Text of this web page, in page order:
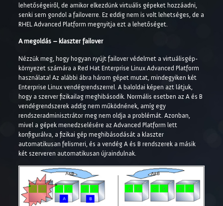
lehetőségeiről, de amikor elkezdünk virtuális gépeket hozzáadni,
senki sem gondol a failoverre. Ez eddig nem is volt lehetséges, de a
RHEL Advanced Platform megnyitja ezt a lehetőséget.
A megoldás – klaszter failover
Nézzük meg, hogy hogyan nyújt failover védelmet a virtuálisgép-
környezet számára a Red Hat Enterprise Linux Advanced Platform
használata! Az alábbi ábra három gépet mutat, mindegyiken két
Enterprise Linux vendégrendszerrel. A baloldai képen azt látjuk,
hogy a szerver fizikailag meghibásodik. Normális esetben az A és B
vendégrendszerek addig nem működnének, amíg egy
rendszeradminisztrátor meg nem oldja a problémát. Azonban,
mivel a gépek menedzselésére az Advanced Platform lett
konfigurálva, a fizikai gép meghibásodását a klaszter
automatikusan felismeri, és a vendég A és B rendszerek a másik
két szerveren automatikusan újraindulnak.